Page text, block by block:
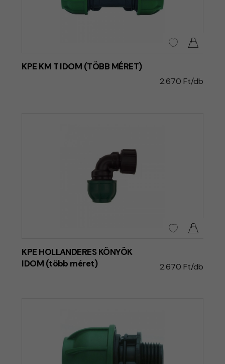
KPE KM T IDOM (TÖBB MÉRET)
2.670 Ft/db
KPE HOLLANDERES KÖNYÖK
IDOM (több méret)
2.670 Ft/db